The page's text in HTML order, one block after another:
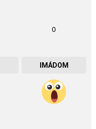
0
IMÁDOM